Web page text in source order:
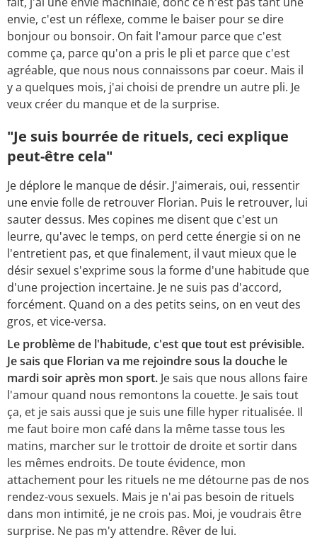
envie, c'est un réflexe, comme le baiser pour se dire
bonjour ou bonsoir. On fait l'amour parce que c'est
comme ça, parce qu'on a pris le pli et parce que c'est
agréable, que nous nous connaissons par coeur. Mais il
y a quelques mois, j'ai choisi de prendre un autre pli. Je
veux créer du manque et de la surprise.
"Je suis bourrée de rituels, ceci explique
peut-être cela"
Je déplore le manque de désir. J'aimerais, oui, ressentir
une envie folle de retrouver Florian. Puis le retrouver, lui
sauter dessus. Mes copines me disent que c'est un
leurre, qu'avec le temps, on perd cette énergie si on ne
l'entretient pas, et que finalement, il vaut mieux que le
désir sexuel s'exprime sous la forme d'une habitude que
d'une projection incertaine. Je ne suis pas d'accord,
forcément. Quand on a des petits seins, on en veut des
gros, et vice-versa.
Le problème de l'habitude, c'est que tout est prévisible.
Je sais que Florian va me rejoindre sous la douche le
mardi soir après mon sport. Je sais que nous allons faire
l'amour quand nous remontons la couette. Je sais tout
ça, et je sais aussi que je suis une fille hyper ritualisée. Il
me faut boire mon café dans la même tasse tous les
matins, marcher sur le trottoir de droite et sortir dans
les mêmes endroits. De toute évidence, mon
attachement pour les rituels ne me détourne pas de nos
rendez-vous sexuels. Mais je n'ai pas besoin de rituels
dans mon intimité, je ne crois pas. Moi, je voudrais être
surprise. Ne pas m'y attendre. Rêver de lui.